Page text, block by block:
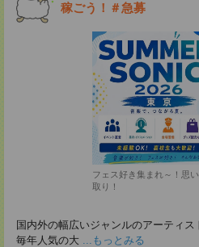
稼ごう！＃急募
フェス好き集まれ～！思
取り！
国内外の幅広いジャンルのアーティス
毎年人気の大 ...もっとみる